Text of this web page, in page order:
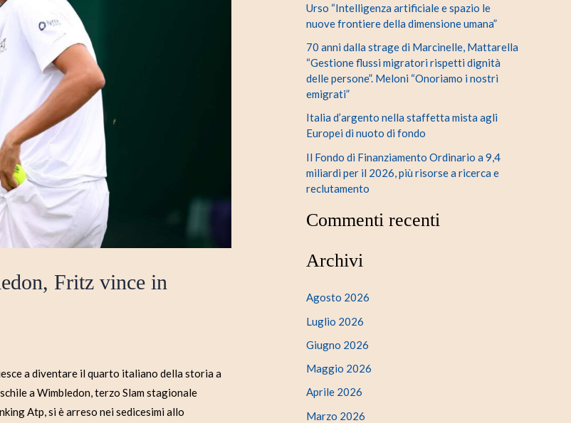
Fritz vince in
a diventare il quarto italiano della storia a
a Wimbledon, terzo Slam stagionale
Atp, si è arreso nei sedicesimi allo
Urso “Intelligenza artificiale e spazio le
nuove frontiere della dimensione umana”
70 anni dalla strage di Marcinelle, Mattarella
“Gestione flussi migratori rispetti dignità
delle persone”. Meloni “Onoriamo i nostri
emigrati”
Italia d’argento nella staffetta mista agli
Europei di nuoto di fondo
Il Fondo di Finanziamento Ordinario a 9,4
miliardi per il 2026, più risorse a ricerca e
reclutamento
Commenti recenti
Archivi
Agosto 2026
Luglio 2026
Giugno 2026
Maggio 2026
Aprile 2026
Marzo 2026